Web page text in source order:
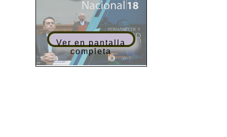
Ver en pantalla
completa